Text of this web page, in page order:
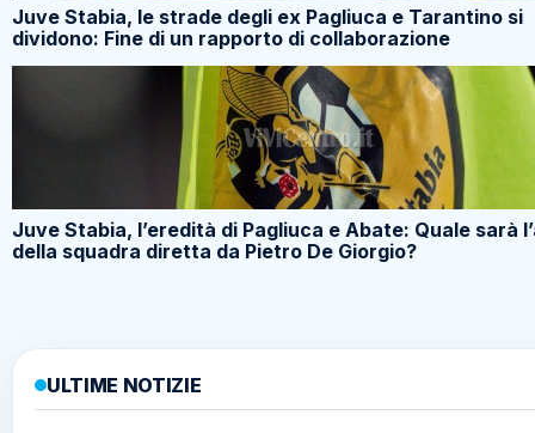
Juve Stabia, le strade degli ex Pagliuca e Tarantino si
dividono: Fine di un rapporto di collaborazione
Juve Stabia, l’eredità di Pagliuca e Abate: Quale sarà
della squadra diretta da Pietro De Giorgio?
ULTIME NOTIZIE